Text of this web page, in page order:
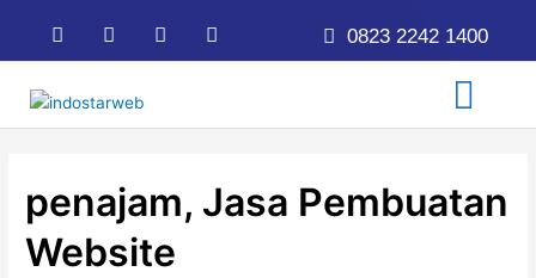
konten
F
a
c
b
o
T
w
i
t
e
L
i
n
d
I
n
s
g
m
0823 2242 1400
Menu
penajam, Jasa Pembuatan
Website
navigation